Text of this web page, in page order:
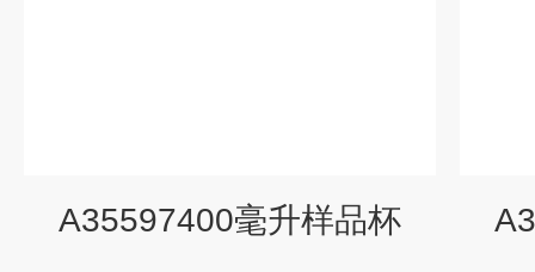
A35597400毫升样品杯